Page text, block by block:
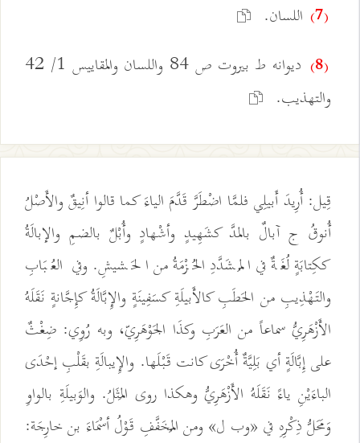
(7) اللسان.
(8)
ديوانه ط بيروت ص 84 واللسان والمقاييس 1/ 42
والتهذيب.
قِيل: أُرِيدَ أَبيلِي فلمَّا اضْطَرَّ قَدَّمَ الياءَ كما قالوا أنِيقٌ والأَصْلُ
أُنوقُ ج آبالٌ بالمدَّ كشَهِيدٍ وأشْهادٍ وأُبْلٌ بالضمِ والإبالَةُ
ككِتابَةٍ لُغَةٌ في المُشَدَّدِ الحُزْمَةُ من الحَشيشِ. وفي العُبَابِ
والتَهْذِيبِ من الحَطَبِ كالأَبيلَةِ كسَفِينَةٍ والإِبَّالَةُ كإِجَّانةٍ نَقَلَهُ
الأَزْهَرِيُّ سماعاً من العَرَبِ وكذَا الجَوْهَرِيّ، وبه رُوِي: ضِغْثٌ
على إِبَّالَةٍ أي بَلِيَّةٌ أُخْرَى كانت قَبْلَها. والإِيبالَةِ بقَلْبِ إحْدَى
الباءَيْنِ ياءً نَقَلَهُ الأَزْهَرِيُّ وهكذا روى المَثَلُ. والوَبيلَةِ بالواوِ
وَمَحَلُّ ذِكْرِهِ في «وب ل» ومن المُخَفَّفِ قَوْلُ أسْمَاءَ بن خارِجَة: